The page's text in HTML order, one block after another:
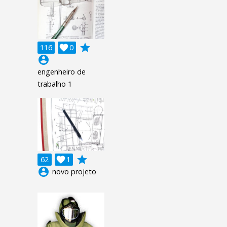
116 0

grade
account_circle
engenheiro de
trabalho 1
62 1

grade
account_circle novo projeto